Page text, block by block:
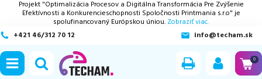
Projekt "Optimalizácia Procesov a Digitálna Transformácia Pre Zvýšenie
Efektívnosti a Konkurencieschopnosti Spoločnosti Printmania s.r.o" je
spolufinancovaný Európskou úniou. Zobraziť viac.
+421 46/312 70 12
info@techam.sk
0